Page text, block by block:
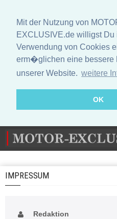
Mit der Nutzung von
EXCLUSIVE.de willigst Du
Verwendung von Cookies
erm�glichen eine bessere
unserer Website. weitere
OK
IMPRESSUM
Redaktion